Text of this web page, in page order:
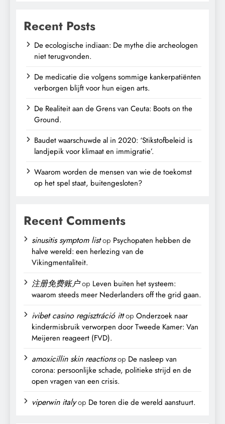
Recent Posts
De ecologische indiaan: De mythe die archeologen
niet terugvonden.
De medicatie die volgens sommige kankerpatiënten
verborgen blijft voor hun eigen arts.
De Realiteit aan de Grens van Ceuta: Boots on the
Ground.
Baudet waarschuwde al in 2020: ‘Stikstofbeleid is
landjepik voor klimaat en immigratie’.
Waarom worden de mensen van wie de toekomst
op het spel staat, buitengesloten?
Recent Comments
sinusitis symptom listop Psychopaten hebben de
halve wereld: een herlezing van de
Vikingmentaliteit.
注册免费账户op Leven buiten het systeem:
waarom steeds meer Nederlanders off the grid gaan.
ivibet casino regisztráció ittop Onderzoek naar
kindermisbruik verworpen door Tweede Kamer: Van
Meijeren reageert (FVD).
amoxicillin skin reactionsop De nasleep van
corona: persoonlijke schade, politieke strijd en de
open vragen van een crisis.
viperwin italyop De toren die de wereld aanstuurt.